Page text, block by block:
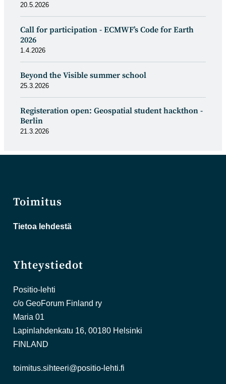
20.5.2026
Call for participation - ECMWF’s Code for Earth
2026
1.4.2026
Beyond the Visible summer school
25.3.2026
Registeration open: Geospatial student hackthon -
Berlin
21.3.2026
Toimitus
Tietoa lehdestä
Yhteystiedot
Positio-lehti
c/o GeoForum Finland ry
Maria 01
Lapinlahdenkatu 16, 00180 Helsinki
FINLAND
toimitus.sihteeri@positio-lehti.fi